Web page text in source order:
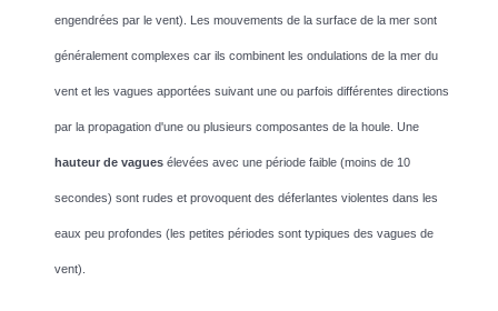
engendrées par le vent). Les mouvements de la surface de la mer sont
généralement complexes car ils combinent les ondulations de la mer du
vent et les vagues apportées suivant une ou parfois différentes directions
par la propagation d'une ou plusieurs composantes de la houle. Une
hauteur de vagues élevées avec une période faible (moins de 10
secondes) sont rudes et provoquent des déferlantes violentes dans les
eaux peu profondes (les petites périodes sont typiques des vagues de
vent).